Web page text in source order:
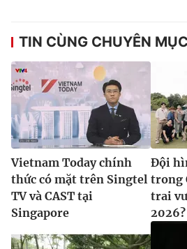
TIN CÙNG CHUYÊN MỤC
Vietnam Today chính
thức có mặt trên Singtel
TV và CAST tại
Singapore
Đội
trong
trai
2026?